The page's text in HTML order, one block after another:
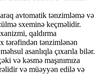
avtomatik tənzimləmə və
sxeminə keçməlidir.
qaldırma
tərəfindən tənzimlənən
asanlıqla çıxarıla bilər.
və kəsmə maşınımıza
və müəyyən edilə və